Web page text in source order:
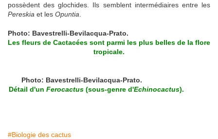
possèdent des glochides. Ils semblent intermédiaires entre les
Pereskia et les Opuntia
Photo: Bavestrelli-Bevilacqua-Prato.
Les fleurs de Cactacées sont parmi les plus belles de la flore
tropicale.
Photo: Bavestrelli-Bevilacqua-Prato.
Détail d'un Ferocactus (sous-genre d'Echinocactus).
#Biologie des cactus